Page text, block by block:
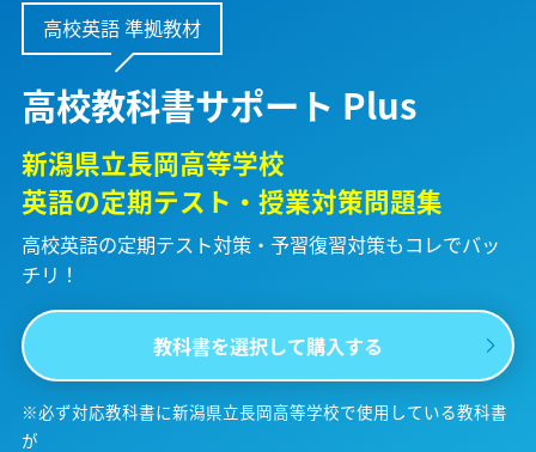
高校英語 準拠教材
高校教科書サポート Plus
新潟県立長岡高等学校
英語の定期テスト・授業対策問題集
高校英語の定期テスト対策・予習復習対策もコレでバッ
チリ！
教科書を選択して購入する
※必ず対応教科書に新潟県立長岡高等学校で使用している教科書
が